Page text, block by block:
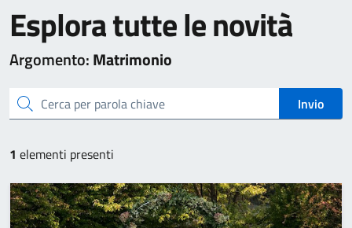
Esplora tutte le novità
Argomento:Matrimonio
cerca Invio
1 elementi presenti